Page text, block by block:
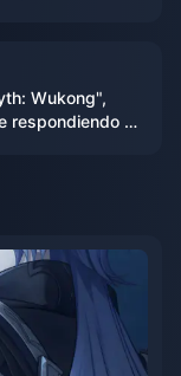
Wukong",
respondiendo a